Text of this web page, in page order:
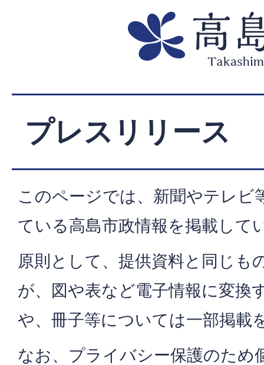
プレスリリース
このページでは、新聞やテレビ
ている高島市政情報を掲載して
原則として、提供資料と同じも
が、図や表など電子情報に変換
や、冊子等については一部掲載
なお、プライバシー保護のため